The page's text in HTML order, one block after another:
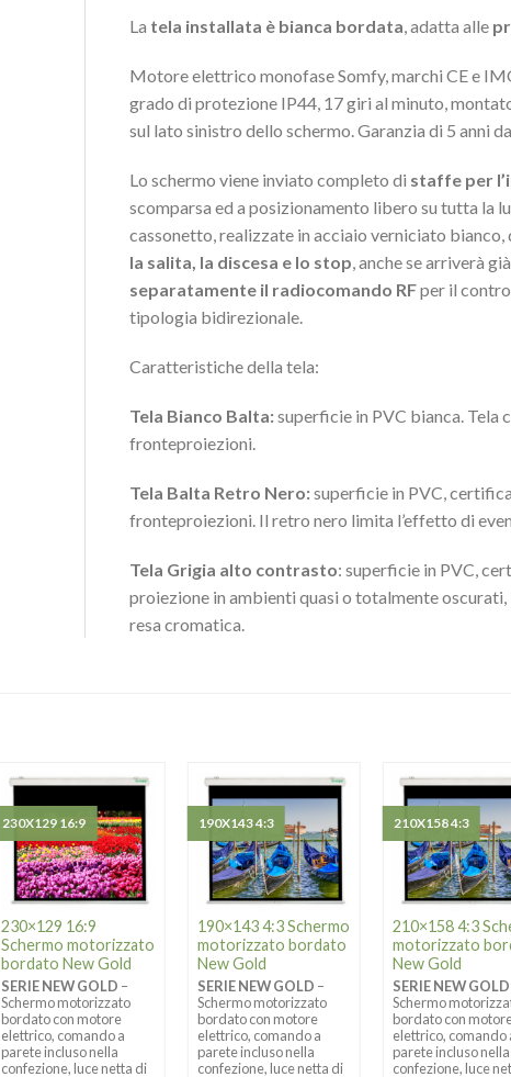
La tela installata è bianca bordata, adatta alle
Motore elettrico monofase Somfy, marchi CE e
grado di protezione IP44, 17 giri al minuto,
sul lato sinistro dello schermo. Garanzia di 5 anni
Lo schermo viene inviato completo di staffe per
scomparsa ed a posizionamento libero su tutta la
cassonetto, realizzate in acciaio verniciato bianco,
la salita, la discesa e lo stop, anche se arriverà
separatamente il radiocomando RFper il
tipologia bidirezionale.
Caratteristiche della tela:
Tela Bianco Balta:superficie in PVC bianca.
fronteproiezioni.
Tela Balta Retro Nero:superficie in PVC,
fronteproiezioni. Il retro nero limita l’effetto di
Tela Grigia alto contrasto: superficie in PVC,
proiezione in ambienti quasi o totalmente
resa cromatica.
230×129 16:9
Schermo motorizzato
bordato New Gold
SERIE NEW GOLD –
Schermo motorizzato
bordato con motore
elettrico, comando a
parete incluso nella
confezione, luce netta di
230X129 16:9
190×143 4:3 Schermo
motorizzato bordato
New Gold
SERIE NEW GOLD –
Schermo motorizzato
bordato con motore
elettrico, comando a
parete incluso nella
confezione, luce netta di
190X143 4:3
210×158 4:3
motorizzato
New Gold
SERIE NEW GOLD
Schermo
bordato con
elettrico, comando
parete incluso nella
confezione, luce
210X158 4:3